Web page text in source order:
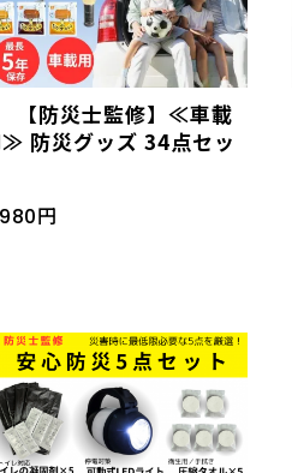
【防災士監修】≪車載
防災グッズ 34点セッ
円